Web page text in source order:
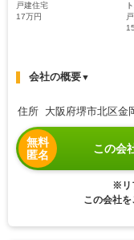
戸建住宅
17万円
会社の概要▼
住所 大阪府堺市北区金
無料
匿名
この会
※リ
この会社を